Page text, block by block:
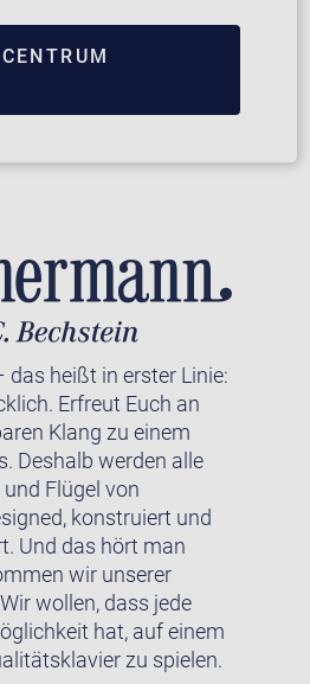
heißt in erster Linie:
Erfreut Euch an
Klang zu einem
Deshalb werden alle
Flügel von
konstruiert und
Und das hört man
wir unserer
wollen, dass jede
hat, auf einem
zu spielen.